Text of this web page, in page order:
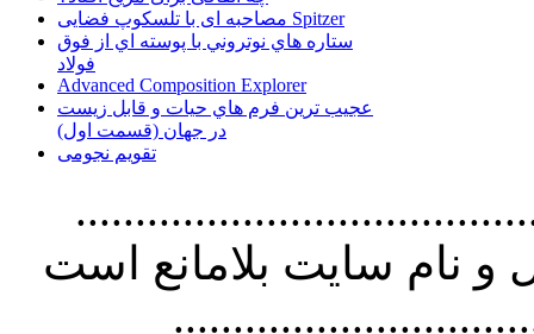
مصاحبه ای با تلسکوپ فضایی Spitzer
ستاره هاي نوتروني با پوسته اي از فوق
فولاد
Advanced Composition Explorer
عجیب ترین فرم هاي حيات و قابل زيست
در جهان (قسمت اول)
تقویم نجومی
استفاده از
نام سايت بلامانع است